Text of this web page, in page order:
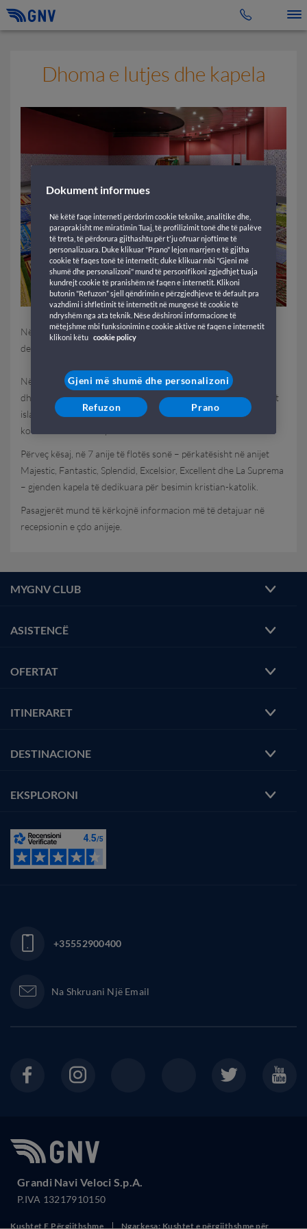
Dhoma e lutjes dhe kapela
Në tragetet tona vendosim në dispozicion disa hapësira të
dedikuara për besimet kryesore fetare të pasagjerëve tanë.
Në bordin e anijeve që operojnë në linjat drejt dhe nga Tunizia
dhe Maroku, në fakt, kemi përgatitur salla të posaçme për lutjet
islame, të pajisura me Kuranë dhe tapetë, për të garantuar
komoditet maksimal për besimtarët.
Përveç kësaj, në 7 anije të flotës sonë – përkatësisht në anijet
Majestic, Fantastic, Splendid, Excelsior, Excellent dhe La Suprema
– gjenden kapela të dedikuara për besimin kristian-katolik.
Pasagjerët mund të kërkojnë informacion më të detajuar në
recepsionin e çdo anijeje.
MYGNV CLUB
ASISTENCË
OFERTAT
ITINERARET
DESTINACIONE
EKSPLORONI
+35552900400
Na Shkruani Një Email
Grandi Navi Veloci S.p.A.
P.IVA 13217910150
Kushtet E Përgjithshme Ngarkesa: Kushtet e përgjithshme për
Dokument informues
Në këtë faqe interneti përdorim cookie teknike, analitike dhe,
paraprakisht me miratimin Tuaj, të profilizimit tonë dhe të palëve
të treta, të përdorura gjithashtu për t'ju ofruar njoftime të
personalizuara. Duke klikuar "Prano" lejon marrjen e të gjitha
cookie të faqes tonë të internetit; duke klikuar mbi "Gjeni më
shumë dhe personalizoni" mund të personifikoni zgjedhjet tuaja
kundrejt cookie të pranishëm në faqen e internetit. Klikoni
butonin "Refuzon" sjell qëndrimin e përzgjedhjeve të default pra
vazhdimi i shfletimit të internetit në mungesë të cookie të
ndryshëm nga ata teknik. Nëse dëshironi informacione të
mëtejshme mbi funksionimin e cookie aktive në faqen e internetit
klikoni këtu cookie policy
Gjeni më shumë dhe personalizoni
Refuzon Prano